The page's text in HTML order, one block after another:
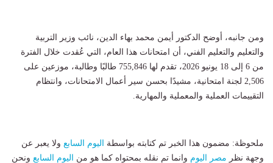
ومن جانبه، أوضح الدكتور أيمن محمد بهاء الدين، نائب وزير التربية
والتعليم والتعليم الفني، أن امتحانات هذا العام، التي عُقدت خلال الفترة
من 6 إلى 18 يونيو 2026، تقدم لها 755,846 طالبًا وطالبة، موزعين على
2,506 لجنة امتحانية، مشيدًا بحسن سير أعمال الامتحانات، وانتظام
التقييمات العملية والمعملية والمهارية.
ملحوظة: مضمون هذا الخبر تم كتابته بواسطة اليوم السابع ولا يعبر عن
وجهة نظر مصر اليوم وانما تم نقله بمحتواه كما هو من اليوم السابع ونحن